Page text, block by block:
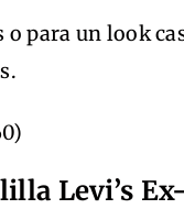
o para un look
Levi’s